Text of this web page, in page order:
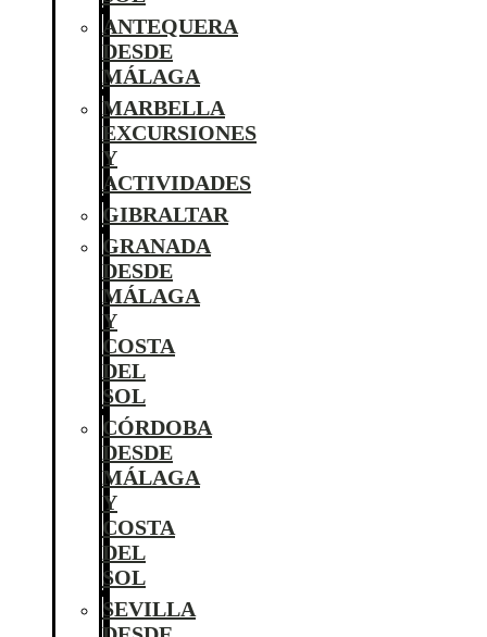
ANTEQUERA
DESDE
MÁLAGA
MARBELLA
EXCURSIONES
Y
ACTIVIDADES
GIBRALTAR
GRANADA
DESDE
MÁLAGA
Y
COSTA
DEL
SOL
CÓRDOBA
DESDE
MÁLAGA
Y
COSTA
DEL
SOL
SEVILLA